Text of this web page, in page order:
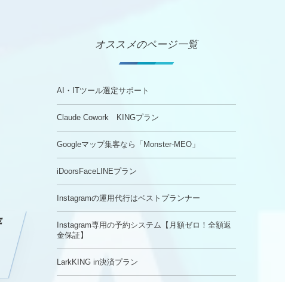
オススメのページ一覧
AI・ITツール選定サポート
Claude Cowork KINGプラン
Googleマップ集客なら「Monster-MEO」
iDoorsFaceLINEプラン
Instagramの運用代行はベストプランナー
Instagram専用の予約システム【月額ゼロ！全額返
金保証】
LarkKING in決済プラン